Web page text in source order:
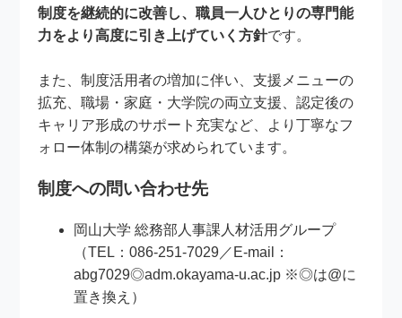
制度を継続的に改善し、職員一人ひとりの専門能
力をより高度に引き上げていく方針です。
また、制度活用者の増加に伴い、支援メニューの
拡充、職場・家庭・大学院の両立支援、認定後の
キャリア形成のサポート充実など、より丁寧なフ
ォロー体制の構築が求められています。
制度への問い合わせ先
岡山大学 総務部人事課人材活用グループ
（TEL：086-251-7029／E-mail：
abg7029◎adm.okayama-u.ac.jp ※◎は@に
置き換え）